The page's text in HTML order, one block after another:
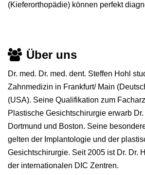
(Kieferorthopädie) können perfekt
Über uns
Dr. med. Dr. med. dent. Steffen Hohl
Zahnmedizin in Frankfurt/ Main
(USA). Seine Qualifikation zum
Plastische Gesichtschirurgie erwarb
Dortmund und Boston. Seine
gelten der Implantologie und der
Gesichtschirurgie. Seit 2005 ist Dr. Dr.
der internationalen DIC Zentren.